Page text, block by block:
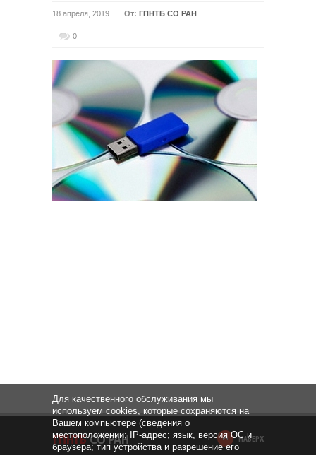
18 апреля, 2019 От: ГПНТБ СО РАН
0
НАВЕРХ
Для качественного обслуживания мы
используем cookies, которые сохраняются на
Вашем компьютере (сведения о
местоположении; IP-адрес; язык, версия ОС и
браузера; тип устройства и разрешение его